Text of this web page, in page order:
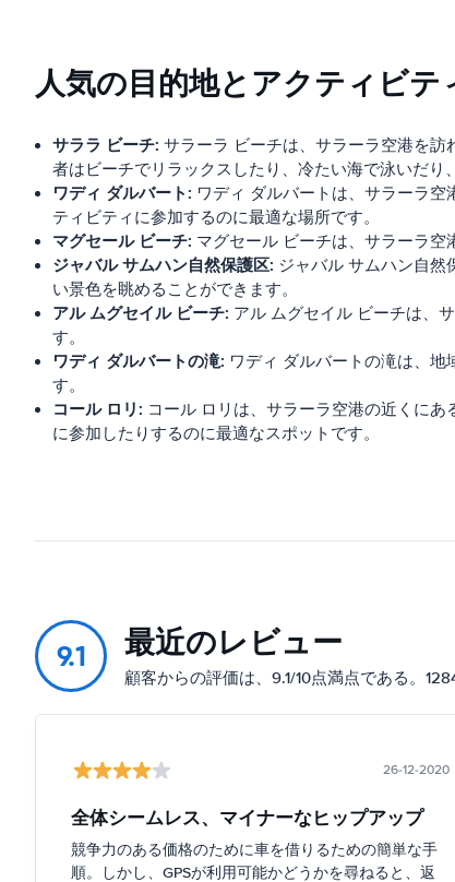
人気の目的地とアクティビテ
サララ ビーチ: サラーラ ビーチは、サラーラ空港を
者はビーチでリラックスしたり、冷たい海で泳いだり
ワディ ダルバート: ワディ ダルバートは、サラーラ
ティビティに参加するのに最適な場所です。
マグセール ビーチ: マグセール ビーチは、サラーラ空
ジャバル サムハン自然保護区: ジャバル サムハン自然
い景色を眺めることができます。
アル ムグセイル ビーチ: アル ムグセイル ビーチは、
す。
ワディ ダルバートの滝: ワディ ダルバートの滝は、
す。
コール ロリ: コール ロリは、サラーラ空港の近くに
に参加したりするのに最適なスポットです。
9.1 最近のレビュー
顧客からの評価は、9.1/10点満点である。
26-12-2020
全体シームレス、マイナーなヒップアップ
競争力のある価格のために車を借りるための簡単な手
順。しかし、GPSが利用可能かどうかを尋ねると、返